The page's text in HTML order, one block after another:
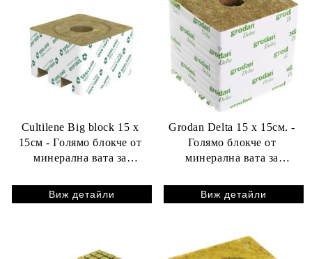
Cultilene Big block 15 x
15см - Голямо блокче от
минерална вата за
1бр. (с голяма дупка)
Виж детайли
Grodan Delta 15 x 15см. -
Голямо блокче от
минерална вата за
1бр. (с голяма дупка)
Виж детайли